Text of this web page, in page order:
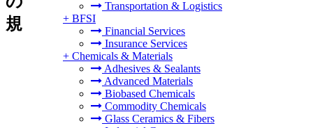
Transportation & Logistics
+ BFSI
Financial Services
Insurance Services
+ Chemicals & Materials
Adhesives & Sealants
Advanced Materials
Biobased Chemicals
Commodity Chemicals
Glass Ceramics & Fibers
規